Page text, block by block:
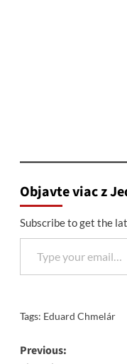
Objavte viac z
Subscribe to get the
Type your email…
Tags: Eduard Chmelár
Post
Previous: